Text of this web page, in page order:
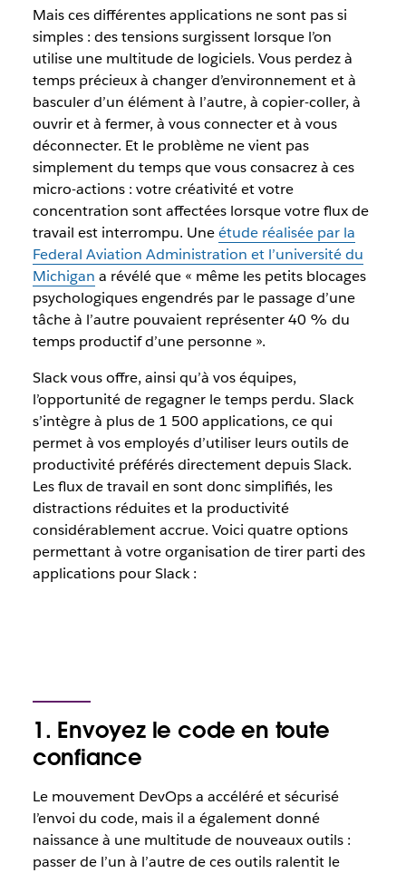
Auteur : Slack Team
7 novembre 2019
Mais ces différentes applications ne sont pas si
simples : des tensions surgissent lorsque l’on
utilise une multitude de logiciels. Vous perdez à
temps précieux à changer d’environnement et à
basculer d’un élément à l’autre, à copier-coller, à
ouvrir et à fermer, à vous connecter et à vous
déconnecter. Et le problème ne vient pas
simplement du temps que vous consacrez à ces
micro-actions : votre créativité et votre
concentration sont affectées lorsque votre flux de
travail est interrompu. Uneétude réalisée par la
Federal Aviation Administration et l’université du
Michigan a révélé que « même les petits blocages
psychologiques engendrés par le passage d’une
tâche à l’autre pouvaient représenter 40 % du
temps productif d’une personne ».
Slack vous offre, ainsi qu’à vos équipes,
l’opportunité de regagner le temps perdu. Slack
s’intègre à plus de 1 500 applications, ce qui
permet à vos employés d’utiliser leurs outils de
productivité préférés directement depuis Slack.
Les flux de travail en sont donc simplifiés, les
distractions réduites et la productivité
considérablement accrue. Voici quatre options
permettant à votre organisation de tirer parti des
applications pour Slack :
1. Envoyez le code en toute
confiance
Le mouvement DevOps a accéléré et sécurisé
l’envoi du code, mais il a également donné
naissance à une multitudede nouveaux outils :
passer de l’un à l’autre de ces outils ralentit le